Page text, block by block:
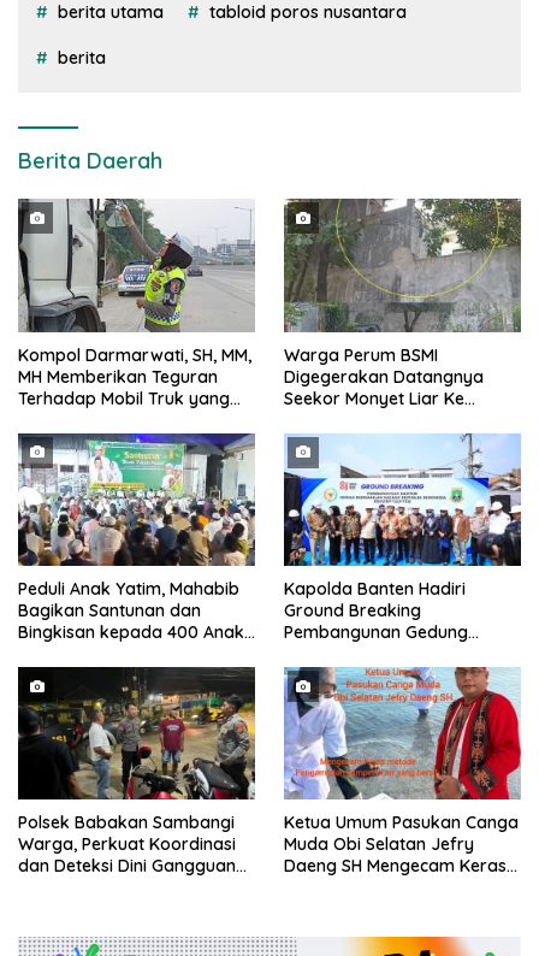
berita utama tabloid poros nusantara
berita
Berita Daerah
Kompol Darmarwati, SH, MM,
MH Memberikan Teguran
Terhadap Mobil Truk yang
Tanggerang Kota
Warga Perum BSMI
Digegerakan Datangnya
Seekor Monyet Liar Ke
Peduli Anak Yatim, Mahabib
Bagikan Santunan dan
Bingkisan kepada 400 Anak
Kapolda Banten Hadiri
Ground Breaking
Pembangunan Gedung
Provinsi Banten
Polsek Babakan Sambangi
Warga, Perkuat Koordinasi
dan Deteksi Dini Gangguan
Ketua Umum Pasukan Canga
Muda Obi Selatan Jefry
Daeng SH Mengecam Keras